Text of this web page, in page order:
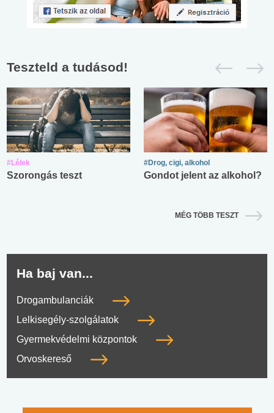
Teszteld a tudásod!
#Lélek
Szorongás teszt
#Drog, cigi, alkohol
Gondot jelent az alkohol?
MÉG TÖBB TESZT
Ha baj van...
Drogambulanciák
Lelkisegély-szolgálatok
Gyermekvédelmi központok
Orvoskereső